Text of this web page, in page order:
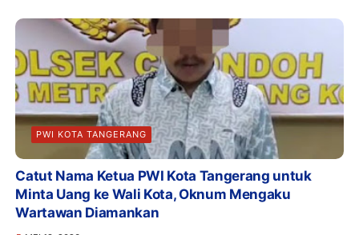
PWI KOTA TANGERANG
Catut Nama Ketua PWI Kota Tangerang untuk
Minta Uang ke Wali Kota, Oknum Mengaku
Wartawan Diamankan